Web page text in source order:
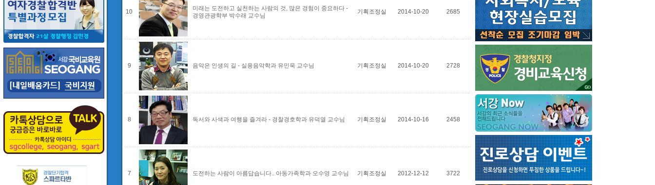
10
미래는 도전하고 실천하는 사람의 것, 많은 경험이 중요하다 -
경영관광학부 박수래 교수님
기획조정실 2014-10-20 2685
9 음악은 인생의 길 - 실용음악학과 유민욱 교수님 기획조정실 2014-10-20 2728
8 독서와 사색과 여행을 즐겨라 - 경찰경호학과 유덕열 교수님 기획조정실 2014-10-16 2458
7 도전하는 사람이 아름답습니다.. 아동가족학과 오수영 교수님 기획조정실 2012-12-12 3722